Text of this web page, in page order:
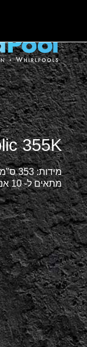
355K
מתאים ל- 10 אנשים.